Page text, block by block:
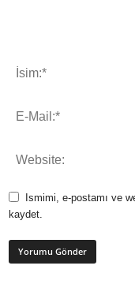
Ismimi, e-postamı ve
kaydet.